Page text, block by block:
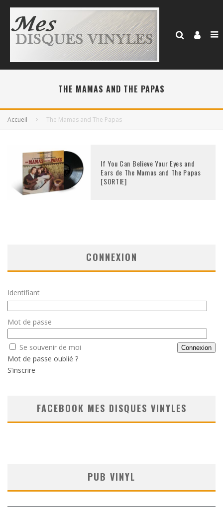
THE MAMAS AND THE PAPAS
Accueil The Mamas and The Papas
If You Can Believe Your Eyes and
Ears de The Mamas and The Papas
[SORTIE]
CONNEXION
Identifiant
Mot de passe
Se souvenir de moi
Mot de passe oublié ?
S’inscrire
FACEBOOK MES DISQUES VINYLES
PUB VINYL